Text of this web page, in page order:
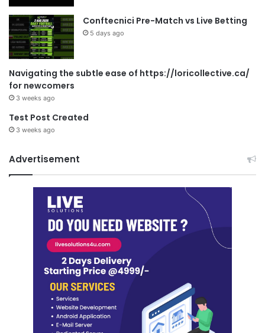
Conftecnici Pre-Match vs Live Betting
5 days ago
Navigating the subtle ease of https://loricollective.ca/
for newcomers
3 weeks ago
Test Post Created
3 weeks ago
Advertisement